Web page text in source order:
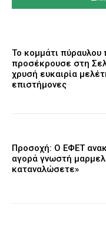
Το κομμάτι πύραυλου
προσέκρουσε στη
χρυσή ευκαιρία
επιστήμονες
Προσοχή: Ο ΕΦΕΤ
αγορά γνωστή
καταναλώσετε»